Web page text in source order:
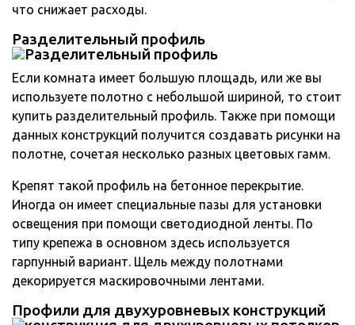
что снижает расходы.
Разделительный профиль
Если комната имеет большую площадь, или же вы
используете полотно с небольшой шириной, то стоит
купить разделительный профиль. Также при помощи
данных конструкций получится создавать рисунки на
полотне, сочетая несколько разных цветовых гамм.
Крепят такой профиль на бетонное перекрытие.
Иногда он имеет специальные пазы для установки
освещения при помощи светодиодной ленты. По
типу крепежа в основном здесь используется
гарпунный вариант. Щель между полотнами
декорируется маскировочными лентами.
Профили для двухуровневых конструкций